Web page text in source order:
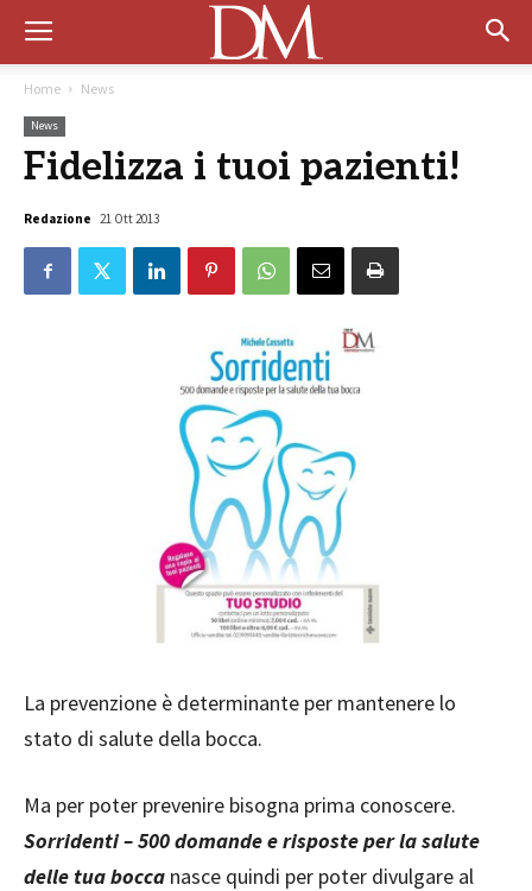
Home News
News
Fidelizza i tuoi pazienti!
Redazione 21 Ott 2013
La prevenzione è determinante per mantenere lo
stato di salute della bocca.
Ma per poter prevenire bisogna prima conoscere.
Sorridenti – 500 domande e risposte per la salute
delle tua bocca nasce quindi per poter divulgare al